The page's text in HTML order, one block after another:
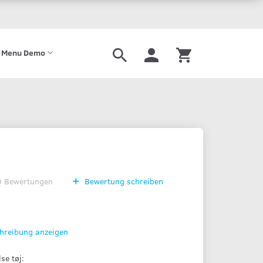
Demo
Bewertungen Bewertung schreiben
anzeigen
tøj: